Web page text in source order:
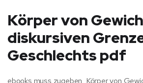
Körper von
diskursiven
Geschlechts pdf
ebooks muss zugeben, Körper von